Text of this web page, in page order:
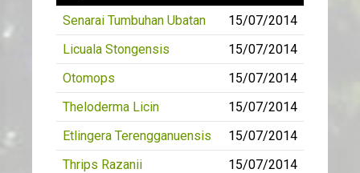
Senarai Tumbuhan Ubatan
15/07/2014
Licuala Stongensis
15/07/2014
Otomops
15/07/2014
Theloderma Licin
15/07/2014
Etlingera Terengganuensis
15/07/2014
Thrips Razanii
15/07/2014